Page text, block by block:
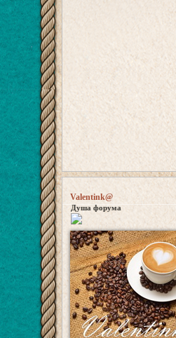
Valentink@
Душа форума